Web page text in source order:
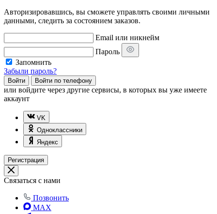
Авторизировавшись, вы сможете управлять своими личными
данными, следить за состоянием заказов.
Email или никнейм
Пароль
Запомнить
Забыли пароль?
Войти Войти по телефону
или войдите через другие сервисы, в которых вы уже имеете
аккаунт
VK
Одноклассники
Яндекс
Регистрация
Связаться с нами
Позвонить
MAX